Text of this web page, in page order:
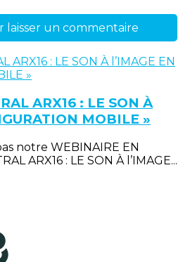
laisser un commentaire
ARX16 : LE SON À
MOBILE »
notre WEBINAIRE EN
ARX16 : LE SON À l’IMAGE...